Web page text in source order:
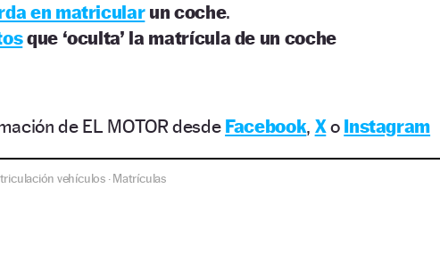
en matricularun coche.
que ‘oculta’ la matrícula de un coche
de EL MOTOR desde Facebook, Xo Instagram
vehículos·Matrículas